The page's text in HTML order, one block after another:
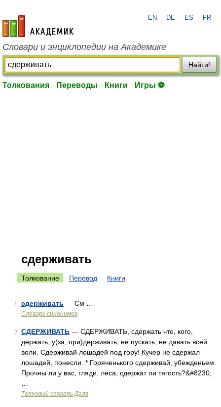
academic.ru
EN DE ES FR
Словари и энциклопедии на Академике
Найти!
Толкования Переводы Книги Игры ⚽
сдерживать
Толкование Перевод Книги
1 сдерживать — См …
Словарь синонимов
2 СДЕРЖИВАТЬ — СДЕРЖИВАТЬ, сдержать что, кого,
держать, у(за, при)держивать, не пускать, не давать всей
воли. Сдерживай лошадей под гору! Кучер не сдержал
лошадей, понесли. * Горяченького сдерживай, убежденьем.
Прочны ли у вас, гляди, леса, сдержат ли тягость?&#8230;
Толковый словарь Даля